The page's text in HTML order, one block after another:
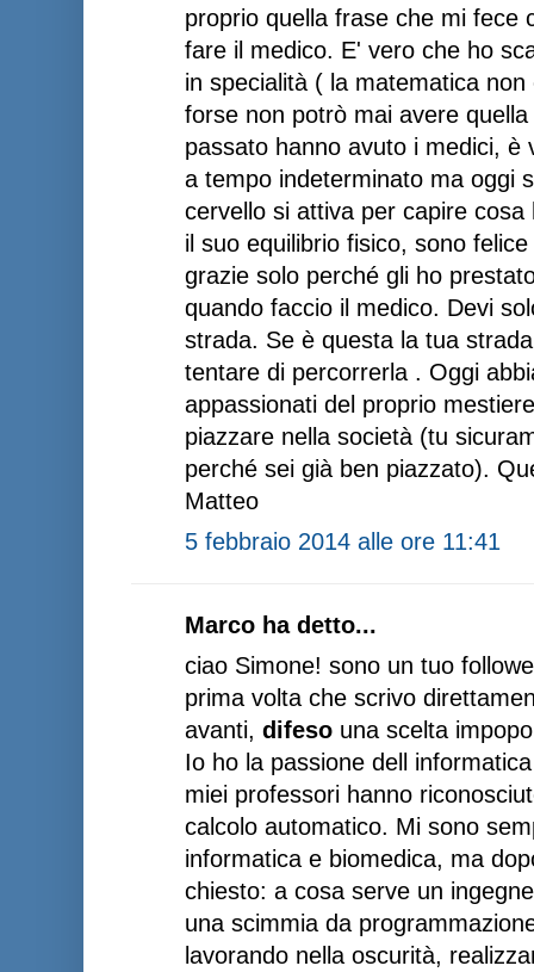
proprio quella frase che mi fece
fare il medico. E' vero che ho
in specialità ( la matematica
forse non potrò mai avere
passato hanno avuto i medici,
a tempo indeterminato ma oggi
cervello si attiva per capire
il suo equilibrio fisico, sono
grazie solo perché gli ho
quando faccio il medico. Devi
strada. Se è questa la tua
tentare di percorrerla . Oggi
appassionati del proprio
piazzare nella società (tu
perché sei già ben piazzato).
Matteo
5 febbraio 2014 alle ore 11:41
Marco ha detto...
ciao Simone! sono un tuo
prima volta che scrivo
avanti, difeso una scelta
Io ho la passione dell
miei professori hanno
calcolo automatico. Mi sono
informatica e biomedica, ma
chiesto: a cosa serve un
una scimmia da
lavorando nella oscurità,